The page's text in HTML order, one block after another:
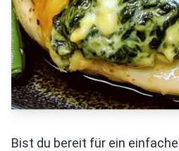
Bist du bereit für ein